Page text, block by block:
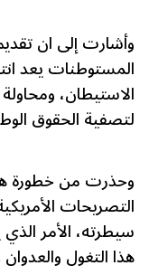
وأشارت إلى ان
المستوطنات يعد
الاستيطان،
لتصفية الحقوق
وحذرت من خطورة
التصريحات
سيطرته، الأمر
هذا التغول